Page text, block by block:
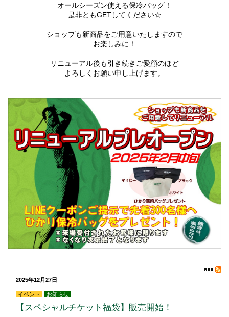
オールシーズン使える保冷バッグ！
是非ともGETしてください☆
ショップも新商品をご用意いたしますので
お楽しみに！
リニューアル後も引き続きご愛顧のほど
よろしくお願い申し上げます。
2025年12月27日
イベント お知らせ
【スペシャルチケット福袋】販売開始！